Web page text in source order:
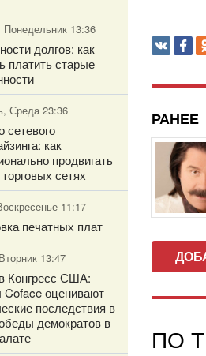
Понедельник 13:36
долгов: как
платить старые
Среда 23:36
сетевого
как
продвигать
сетях
11:17
печатных плат
13:47
Конгресс США:
Coface оценивают
последствия в
демократов в
РАНЕЕ
ПО